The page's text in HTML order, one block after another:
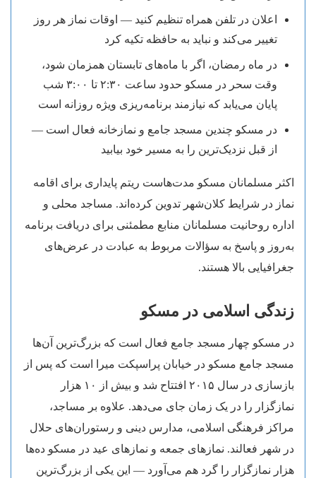
اعلان در تلفن همراه تنظیم کنید — اوقات نماز هر روز
تغییر می‌کند و نباید به حافظه تکیه کرد
در ماه رمضان، اگر با ماه‌های تابستان همزمان شود،
وقت سحر در مسکو حدود ساعت ۲:۳۰ تا ۳:۰۰ شب
پایان می‌یابد که نیازمند برنامه‌ریزی ویژه روزانه است
در مسکو چندین مسجد جامع و نمازخانه فعال است —
از قبل نزدیک‌ترین را به مسیر خود بیابید
اکثر مسلمانان مسکو مدت‌هاست ریتم پایداری برای اقامه
نماز در شرایط کلان‌شهر تدوین کرده‌اند. مساجد محلی و
اداره روحانیت مسلمانان منابع مطمئنی برای دریافت برنامه
به‌روز و پاسخ به سؤالات مربوط به عبادت در عرض‌های
جغرافیایی بالا هستند.
زندگی اسلامی در مسکو
در مسکو چهار مسجد جامع فعال است که بزرگ‌ترین آن‌ها
مسجد جامع مسکو در خیابان پراسپکت میرا است که پس از
بازسازی در سال ۲۰۱۵ افتتاح شد و بیش از ۱۰ هزار
نمازگزار را در یک زمان جای می‌دهد. علاوه بر مساجد،
مراکز فرهنگی اسلامی، مدارس دینی و رستوران‌های حلال
در شهر فعالند. نمازهای جمعه و نمازهای عید در مسکو ده‌ها
هزار نمازگزار را گرد هم می‌آورد — این یکی از بزرگ‌ترین